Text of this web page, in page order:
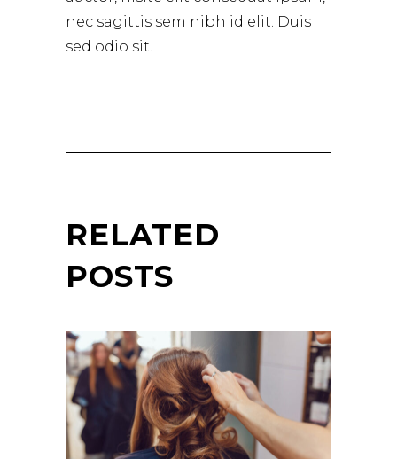
nec sagittis sem nibh id elit. Duis
sed odio sit.
RELATED
POSTS